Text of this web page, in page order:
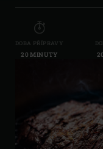
DOBA PŘÍPRAVY
20 MINUTY